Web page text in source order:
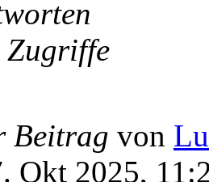
Zugriffe
Beitrag von
Okt 2025,